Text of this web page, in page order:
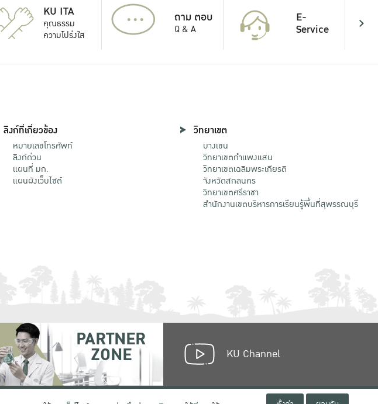
KU ITA
คุณธรรม
ความโปร่งใส
... ถาม ตอบ
Q & A
E-
Service
ลิงก์ที่เกี่ยวข้อง
หมายเลขโทรศัพท์
ลิงก์ด่วน
แผนที่ มก.
แผนผังเว็บไซต์
วิทยาเขต
บางเขน
วิทยาเขตกําแพงแสน
วิทยาเขตเฉลิมพระเกียรติ
จังหวัดสกลนคร
วิทยาเขตศรีราชา
สำนักงานเขตบริหารการเรียนรู้พื้นที่สุพรรณบุรี
PARTNER
ZONE KU Channel